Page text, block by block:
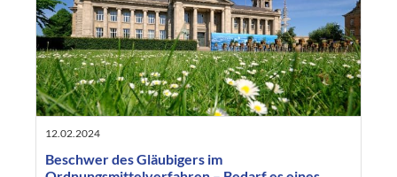
12.02.2024
Beschwer des Gläubigers im